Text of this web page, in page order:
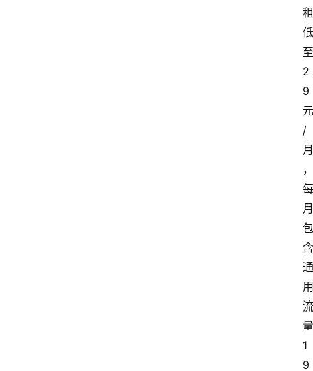
租
低
至
2
9
元
/
月
，
每
月
包
含
通
用
流
量
1
9